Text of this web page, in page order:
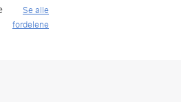
Se alle
fordelene